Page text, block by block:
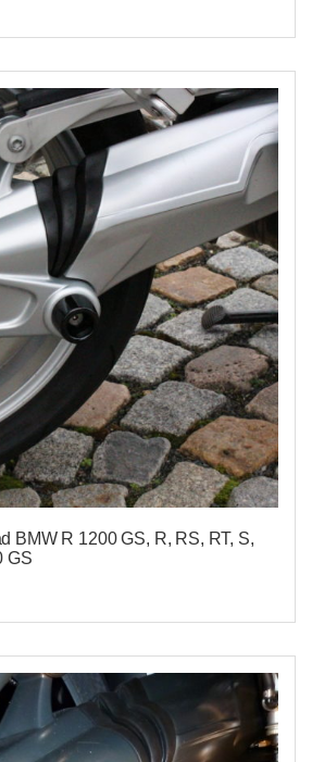
BMW R 1200 GS, R, RS, RT, S,
GS